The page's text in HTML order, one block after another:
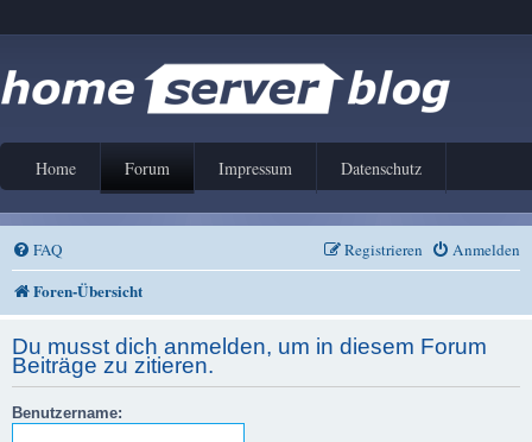
Home Forum Impressum Datenschutz
FAQ Anmelden
Registrieren
Foren-Übersicht
Du musst dich anmelden, um in diesem Forum
Beiträge zu zitieren.
Benutzername: